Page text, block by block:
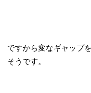
ですから変なギャップ
そうです。